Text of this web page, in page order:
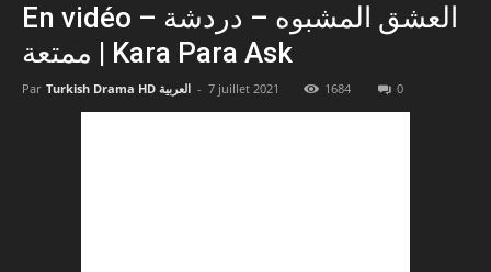
En vidéo – العشق المشبوه – دردشة
ممتعة | Kara Para Ask
Par Turkish Drama HD العربية - 7 juillet 2021 1684 0